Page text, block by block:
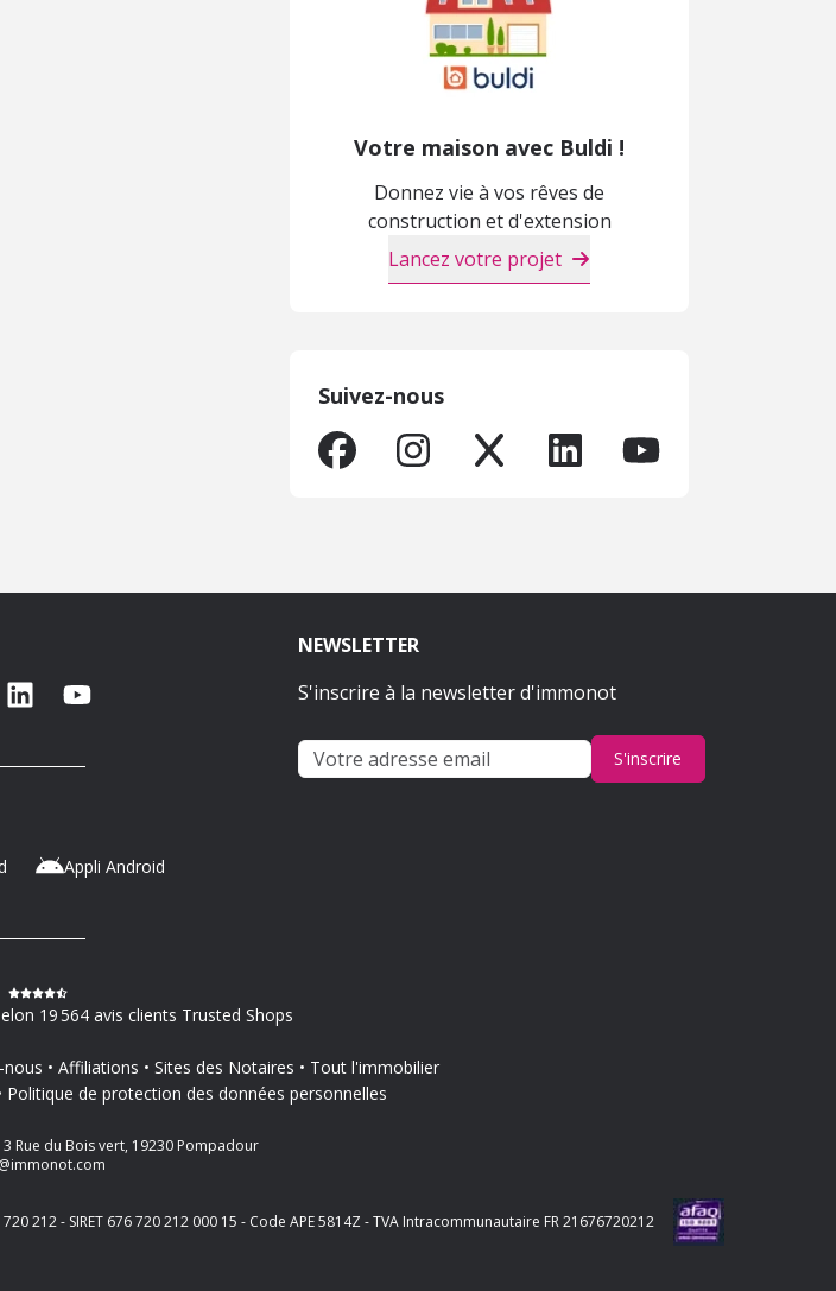
Votre maison avec Buldi !
Donnez vie à vos rêves de
construction et d'extension
Lancez votre projet
Suivez-nous
LinkedInYouTube
Appli Android
NEWSLETTER
S'inscrire à la newsletter d'immonot
S'inscrire
19 564 avis clients Trusted Shops
Affiliations Sites des Notaires
Tout l'immobilier
Politique de protection des données personnelles
Rue du Bois vert, 19230 Pompadour
212 - SIRET 676 720 212 000 15 - Code APE 5814Z - TVA Intracommunautaire FR 21676720212